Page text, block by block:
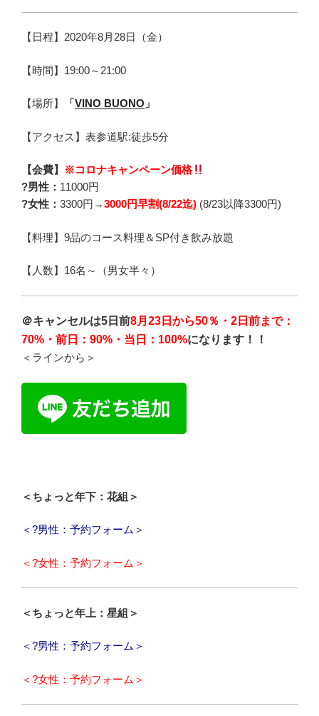
【日程】2020年8月28日（金）
【時間】19:00～21:00
【場所】 「VINO BUONO 」
【アクセス】表参道駅:徒歩5分
【会費】
※コロナキャンペーン価格
?男性： 11000円
?女性： 3300円→3000円早割(8/22迄) (8/23以降3300円)
【料理】9品のコース料理＆SP付き飲み放題
【人数】16名～（男女半々）
＠キャンセルは5日前8月23日から50％・2日前まで：
70%・前日：90%・当日：100%になります！！
＜ラインから＞
＜ちょっと年下：花組＞
＜?男性：予約フォーム＞
＜?女性：予約フォーム＞
＜ちょっと年上：星組＞
＜?男性：予約フォーム＞
＜?女性：予約フォーム＞